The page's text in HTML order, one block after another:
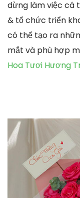
dừng làm việc cá
& tổ chức triển
có thể tạo ra
mắt và phù hợp
Hoa Tươi Hương